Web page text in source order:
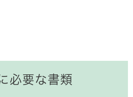
必要な書類